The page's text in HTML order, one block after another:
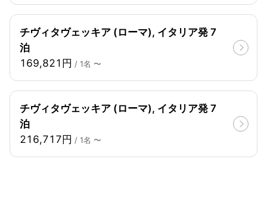
チヴィタヴェッキア (ローマ), イタリア発 7
泊
169,821円 / 1名 〜
チヴィタヴェッキア (ローマ), イタリア発 7
泊
216,717円 / 1名 〜